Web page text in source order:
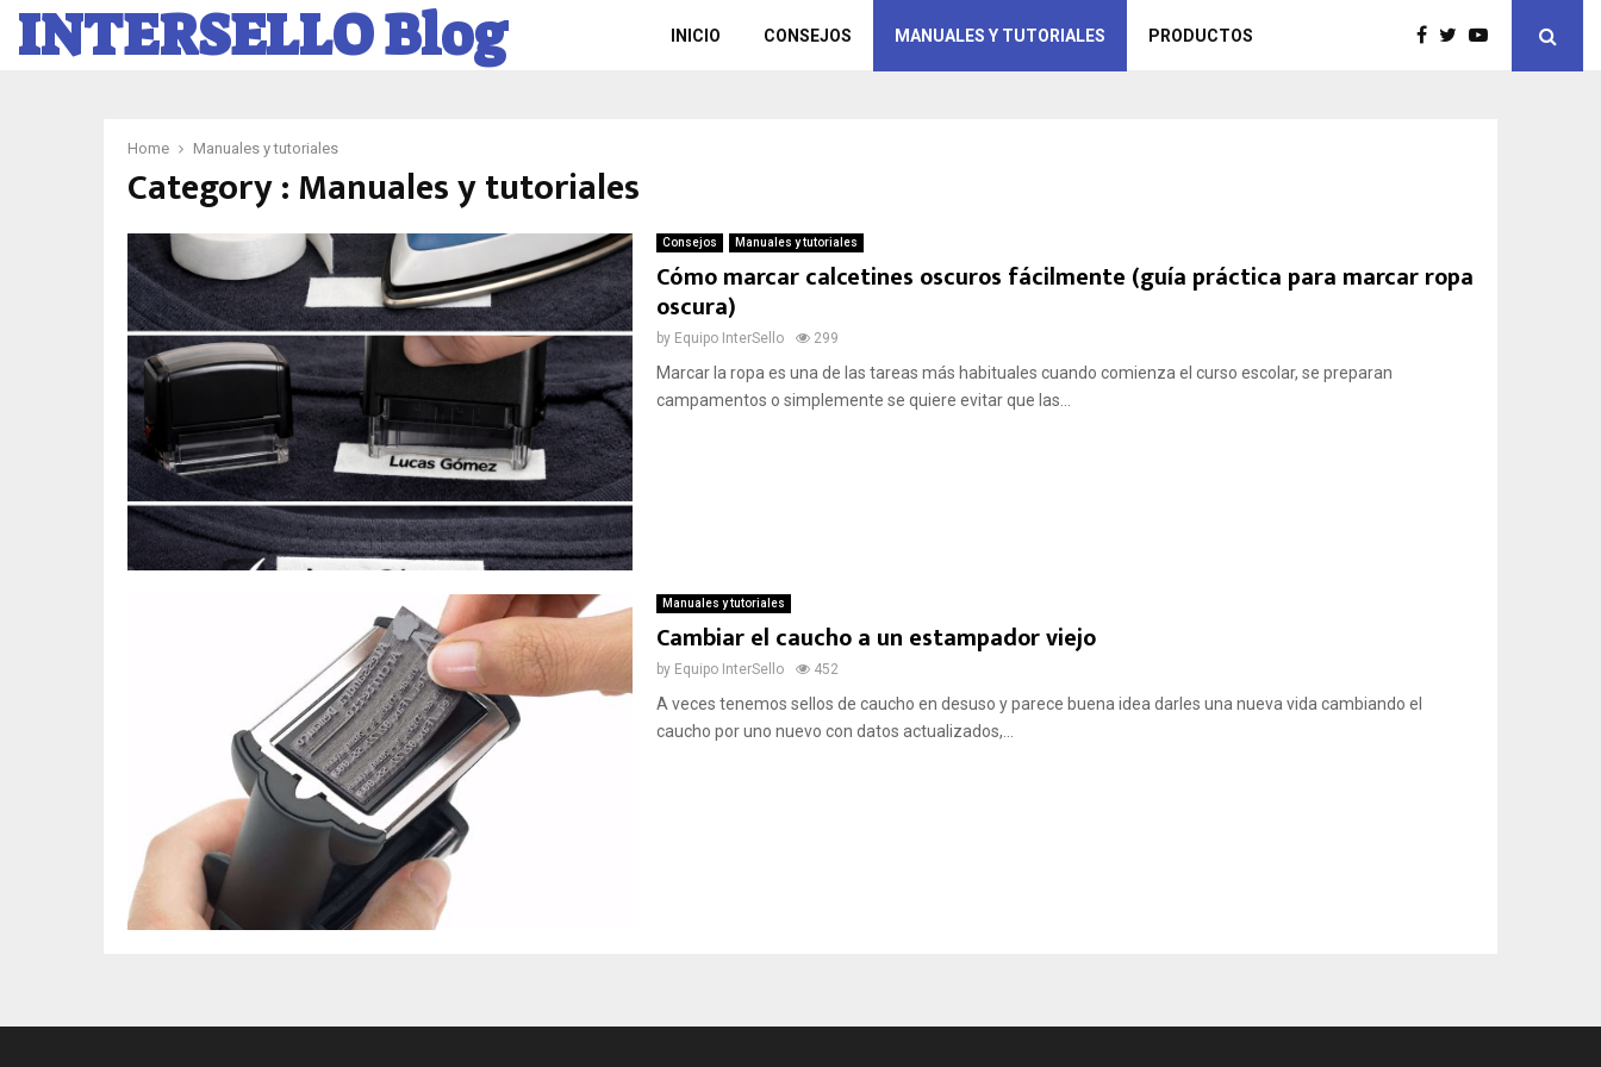
INTERSELLO Blog INICIO CONSEJOS MANUALES Y TUTORIALES PRODUCTOS
Home Manuales y tutoriales
Category : Manuales y tutoriales
Consejos Manuales y tutoriales
Cómo marcar calcetines oscuros fácilmente (guía práctica para marcar ropa
oscura)
by Equipo InterSello 299
Marcar la ropa es una de las tareas más habituales cuando comienza el curso escolar, se preparan
campamentos o simplemente se quiere evitar que las...
Manuales y tutoriales
Cambiar el caucho a un estampador viejo
by Equipo InterSello 452
A veces tenemos sellos de caucho en desuso y parece buena idea darles una nueva vida cambiando el
caucho por uno nuevo con datos actualizados,...